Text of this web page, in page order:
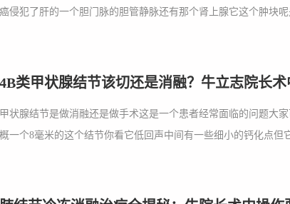
癌侵犯了肝的一个胆门脉的胆管静脉还有那个肾上腺它这个肿块
4B类甲状腺结节该切还是消融？牛立志院长术
甲状腺结节是做消融还是做手术这是一个患者经常面临的问题大
概一个8毫米的这个结节你看它低回声中间有一些细小的钙化点但